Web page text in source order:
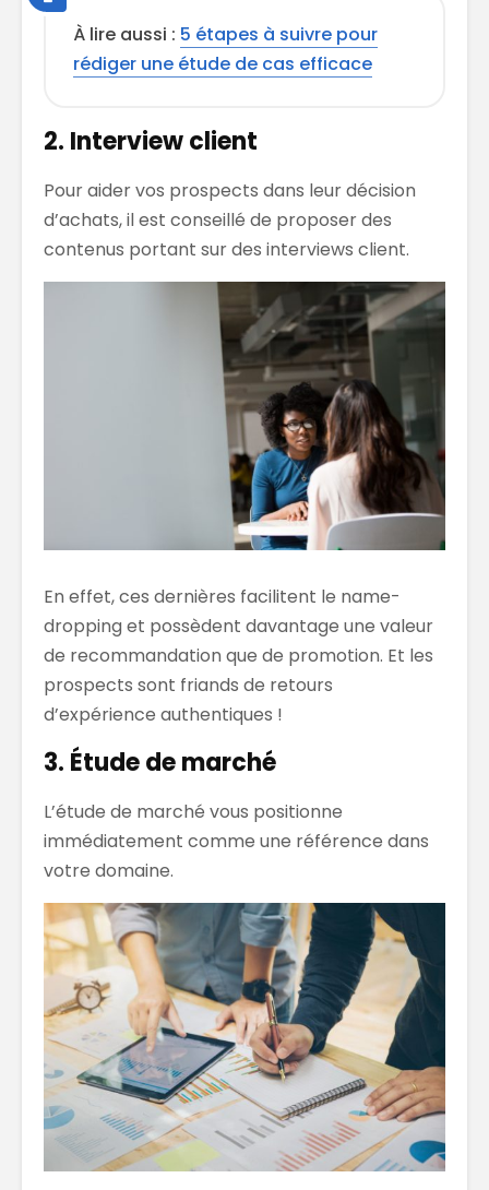
À lire aussi : 5 étapes à suivre pour
rédiger une étude de cas efficace
2. Interview client
Pour aider vos prospects dans leur décision
d’achats, il est conseillé de proposer des
contenus portant sur des interviews client.
En effet, ces dernières facilitent le name-
dropping et possèdent davantage une valeur
de recommandation que de promotion. Et les
prospects sont friands de retours
d’expérience authentiques !
3. Étude de marché
L’étude de marché vous positionne
immédiatement comme une référence dans
votre domaine.